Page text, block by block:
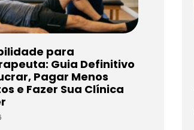
para
Guia Definitivo
Pagar Menos
e Fazer Sua Clínica